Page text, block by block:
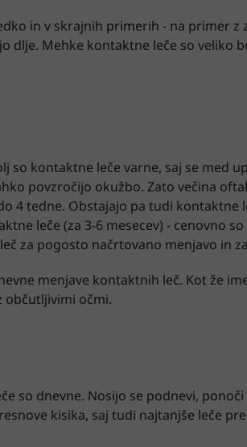
in v skrajnih primerih - na primer z
dlje. Mehke kontaktne leče so veliko
so kontaktne leče varne, saj se med
povzročijo okužbo. Zato večina
4 tedne. Obstajajo pa tudi kontaktne
leče (za 3-6 mesecev) - cenovno
za pogosto načrtovano menjavo in
menjave kontaktnih leč. Kot že
občutljivimi očmi.
so dnevne. Nosijo se podnevi,
kisika, saj tudi najtanjše leče